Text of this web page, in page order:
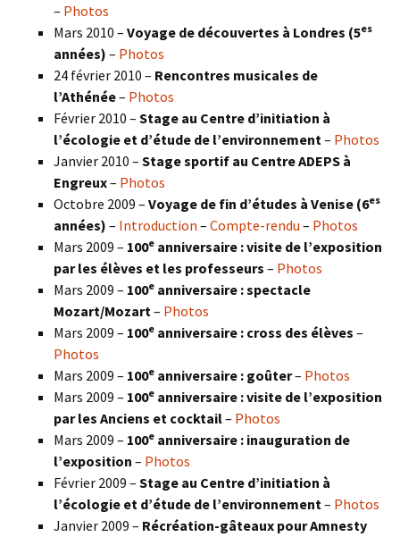
– Photos
Mars 2010 – Voyage de découvertes à Londres (5es
années) – Photos
24 février 2010 – Rencontres musicales de
l’Athénée– Photos
Février 2010 – Stage au Centre d’initiation à
l’écologie et d’étude de l’environnement– Photos
Janvier 2010 – Stage sportif au Centre ADEPS à
Engreux– Photos
Octobre 2009 – Voyage de fin d’études à Venise (6es
années) – Introduction – Compte-rendu – Photos
Mars 2009 – 100e anniversaire : visite de l’exposition
par les élèves et les professeurs – Photos
Mars 2009 – 100e anniversaire : spectacle
Mozart/Mozart– Photos
Mars 2009 – 100e anniversaire : cross des élèves –
Photos
Mars 2009 – 100e anniversaire : goûter– Photos
Mars 2009 – 100e anniversaire : visite de l’exposition
par les Anciens et cocktail– Photos
Mars 2009 – 100e anniversaire : inauguration de
l’exposition – Photos
Février 2009 – Stage au Centre d’initiation à
l’écologie et d’étude de l’environnement– Photos
Janvier 2009 – Récréation-gâteaux pour Amnesty